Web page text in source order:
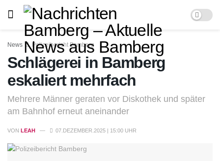
News Polizeibericht Bamberg
Schlägerei in Bamberg
eskaliert mehrfach
Mehrere Männer geraten vor Diskothek und später
am Bahnhof erneut aneinander
VON LEAH 07.DEZEMBER.2025 | 15:00 UHR